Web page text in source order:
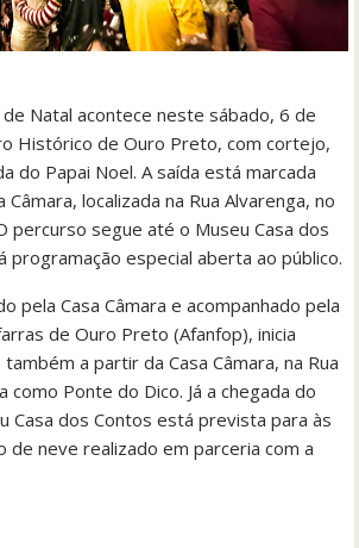
Natal acontece neste sábado, 6 de
Histórico de Ouro Preto, com cortejo,
do Papai Noel. A saída está marcada
Câmara, localizada na Rua Alvarenga, no
percurso segue até o Museu Casa dos
programação especial aberta ao público.
pela Casa Câmara e acompanhado pela
de Ouro Preto (Afanfop), inicia
a partir da Casa Câmara, na Rua
como Ponte do Dico. Já a chegada do
Casa dos Contos está prevista para às
de neve realizado em parceria com a